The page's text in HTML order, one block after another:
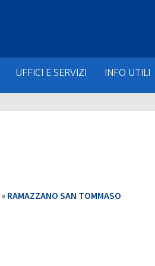
UFFICI E SERVIZI INFO UTILI
» RAMAZZANO SAN TOMMASO